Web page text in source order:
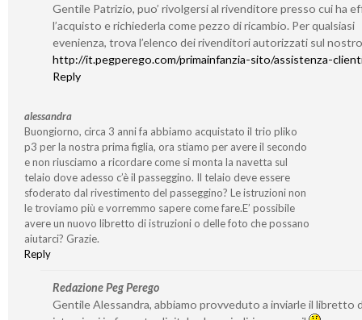
Gentile Patrizio, puo’ rivolgersi al rivenditore presso cui ha
l’acquisto e richiederla come pezzo di ricambio. Per qualsiasi
evenienza, trova l’elenco dei rivenditori autorizzati sul
http://it.pegperego.com/primainfanzia-sito/assistenza-
Reply
alessandra
Buongiorno, circa 3 anni fa abbiamo acquistato il trio pliko
p3 per la nostra prima figlia, ora stiamo per avere il secondo
e non riusciamo a ricordare come si monta la navetta sul
telaio dove adesso c’è il passeggino. Il telaio deve essere
sfoderato dal rivestimento del passeggino? Le istruzioni non
le troviamo più e vorremmo sapere come fare.E’ possibile
avere un nuovo libretto di istruzioni o delle foto che possano
aiutarci? Grazie.
Reply
Redazione Peg Perego
Gentile Alessandra, abbiamo provveduto a inviarle il libretto